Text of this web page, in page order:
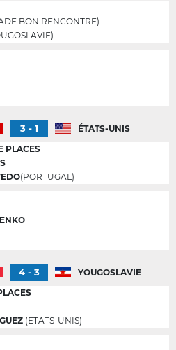
BON RENCONTRE)
3 - 1
ÉTATS-UNIS
PLACES
(PORTUGAL)
4 - 3
YOUGOSLAVIE
(ETATS-UNIS)